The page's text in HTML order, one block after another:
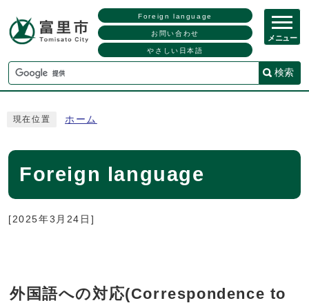
Foreign language
お問い合わせ
やさしい日本語
検索
メニュー
現在位置 ホーム
Foreign language
[2025年3月24日]
外国語への対応(Correspondence to